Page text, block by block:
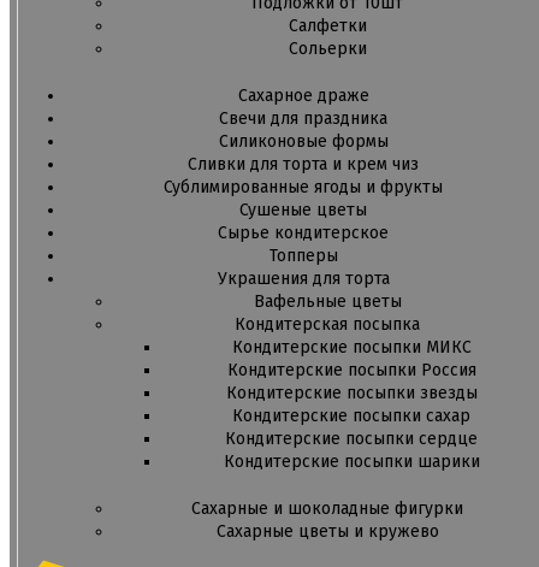
Салфетки
Сольерки
Сахарное драже
Свечи для праздника
Силиконовые формы
Сливки для торта и крем чиз
Сублимированные ягоды и фрукты
Сушеные цветы
Сырье кондитерское
Топперы
Украшения для торта
Вафельные цветы
Кондитерская посыпка
Кондитерские посыпки МИКС
Кондитерские посыпки Россия
Кондитерские посыпки звезды
Кондитерские посыпки сахар
Кондитерские посыпки сердце
Кондитерские посыпки шарики
Сахарные и шоколадные фигурки
Сахарные цветы и кружево